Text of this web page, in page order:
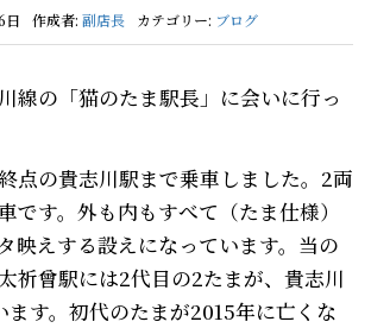
日 作成者: 副店長 カテゴリー: ブログ
線の「猫のたま駅長」に会いに行っ
点の貴志川駅まで乗車しました。2両
です。外も内もすべて（たま仕様）
映えする設えになっています。当の
祈曾駅には2代目の2たまが、貴志川
ます。初代のたまが2015年に亡くな